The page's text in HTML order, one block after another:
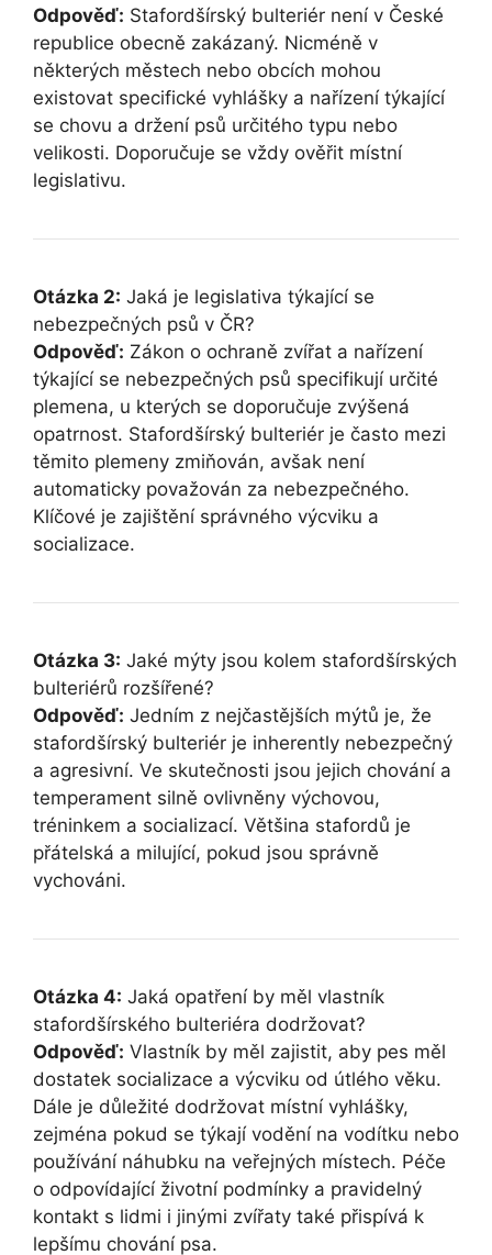
Odpověď: Stafordšírský bulteriér není v České
republice obecně zakázaný. Nicméně v
některých městech nebo obcích mohou
existovat specifické vyhlášky a nařízení týkající
se chovu a držení psů určitého typu nebo
velikosti. Doporučuje se vždy ověřit místní
legislativu.
Otázka 2: Jaká je legislativa týkající se
nebezpečných psů v ČR?
Odpověď: Zákon o ochraně zvířat a nařízení
týkající se nebezpečných psů specifikují určité
plemena, u kterých se doporučuje zvýšená
opatrnost. Stafordšírský bulteriér je často mezi
těmito plemeny zmiňován, avšak není
automaticky považován za nebezpečného.
Klíčové je zajištění správného výcviku a
socializace.
Otázka 3: Jaké mýty jsou kolem stafordšírských
bulteriérů rozšířené?
Odpověď: Jedním z nejčastějších mýtů je, že
stafordšírský bulteriér je inherently nebezpečný
a agresivní. Ve skutečnosti jsou jejich chování a
temperament silně ovlivněny výchovou,
tréninkem a socializací. Většina stafordů je
přátelská a milující, pokud jsou správně
vychováni.
Otázka 4: Jaká opatření by měl vlastník
stafordšírského bulteriéra dodržovat?
Odpověď: Vlastník by měl zajistit, aby pes měl
dostatek socializace a výcviku od útlého věku.
Dále je důležité dodržovat místní vyhlášky,
zejména pokud se týkají vodění na vodítku nebo
používání náhubku na veřejných místech. Péče
o odpovídající životní podmínky a pravidelný
kontakt s lidmi i jinými zvířaty také přispívá k
lepšímu chování psa.